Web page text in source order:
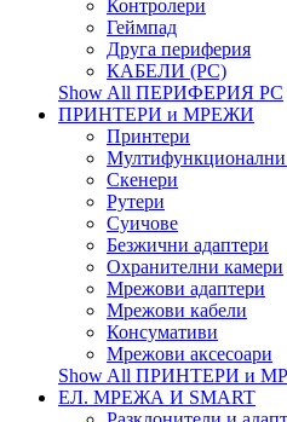
Контролери
Геймпад
Друга периферия
КАБЕЛИ (PC)
Show All ПЕРИФЕРИЯ PC
ПРИНТЕРИ и МРЕЖИ
Принтери
Мултифункционални
Скенери
Рутери
Суичове
Безжични адаптери
Охранителни камери
Мрежови адаптери
Мрежови кабели
Консумативи
Мрежови аксесоари
Show All ПРИНТЕРИ и
ЕЛ. МРЕЖА И SMART